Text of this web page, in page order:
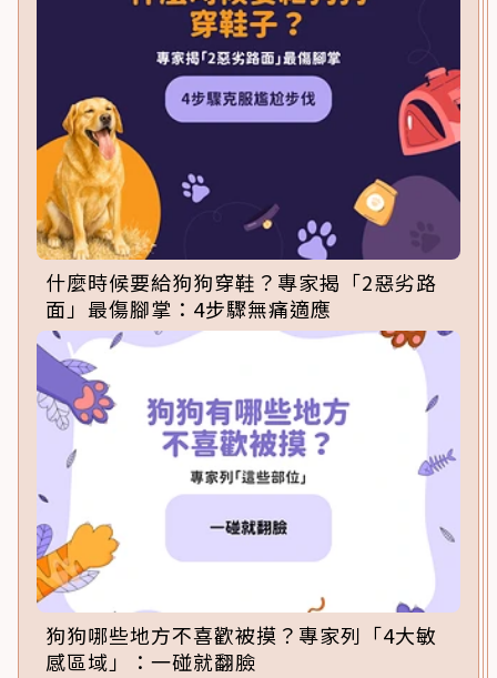
什麼時候要給狗狗穿鞋？專家揭「2惡劣路
面」最傷腳掌：4步驟無痛適應
狗狗哪些地方不喜歡被摸？專家列「4大敏
感區域」：一碰就翻臉